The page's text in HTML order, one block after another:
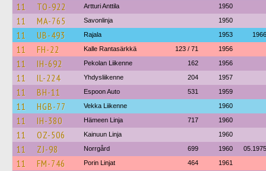
11 TO-922 Artturi Anttila 1950
11 MA-765 Savonlinja 1950
11 UB-493 Rajala 1953 1966
11 FH-22 Kalle Rantasärkkä 123 / 71 1956
11 IH-692 Pekolan Liikenne 162 1956
11 IL-224 Yhdysliikenne 204 1957
11 BH-11 Espoon Auto 531 1959
11 HGB-77 Vekka Liikenne 1960
11 IH-380 Hämeen Linja 717 1960
11 OZ-506 Kainuun Linja 1960
11 ZJ-98 Norrgård 699 1960 05.1975
11 FM-746 Porin Linjat 464 1961